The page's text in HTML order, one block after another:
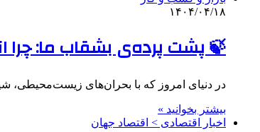
۱۴۰۴/۰۴/۱۸
🍃 پشت پرده‌ی بشقاب ما: چرا
در دنیای امروز که با بحران‌های زیست‌محیطی،
بیشتر بخوانید »
اخبار اقتصادی > اقتصاد‌ جهان